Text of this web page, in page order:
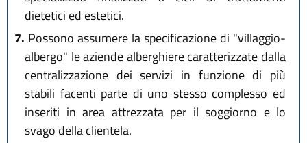
dietetici ed estetici.
7. Possono assumere la specificazione di "villaggio-
albergo" le aziende alberghiere caratterizzate dalla
centralizzazione dei servizi in funzione di più
stabili facenti parte di uno stesso complesso ed
inseriti in area attrezzata per il soggiorno e lo
svago della clientela.